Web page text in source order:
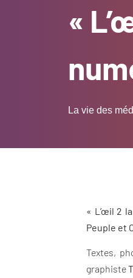
«
La vie des
« L’œil 2
Peuple et
Textes,
graphiste